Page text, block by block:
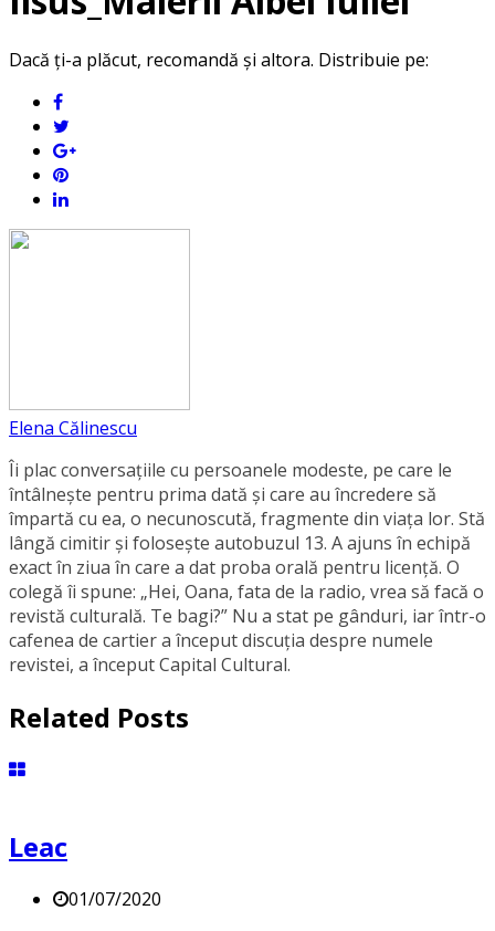
Dacă ți-a plăcut, recomandă și altora. Distribuie pe:
Elena Călinescu
Îi plac conversaţiile cu persoanele modeste, pe care le
întâlneşte pentru prima dată şi care au încredere să
împartă cu ea, o necunoscută, fragmente din viaţa lor. Stă
lângă cimitir și foloseşte autobuzul 13. A ajuns în echipă
exact în ziua în care a dat proba orală pentru licență. O
colegă îi spune: „Hei, Oana, fata de la radio, vrea să facă o
revistă culturală. Te bagi?” Nu a stat pe gânduri, iar într-o
cafenea de cartier a început discuția despre numele
revistei, a început Capital Cultural.
Related Posts
Leac
01/07/2020